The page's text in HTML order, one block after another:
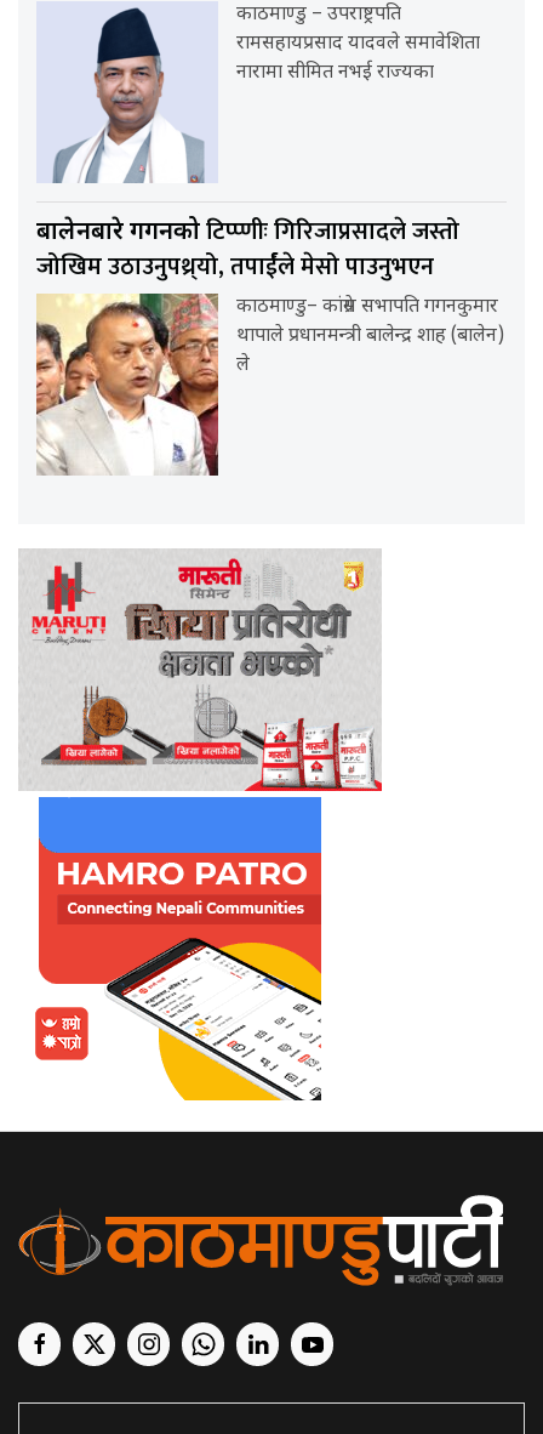
काठमाण्डु – उपराष्ट्रपति
रामसहायप्रसाद यादवले समावेशिता
नारामा सीमित नभई राज्यका
बालेनबारे गगनकोटिप्प्णीः गिरिजाप्रसादले जस्तो
जोखिम उठाउनुपथ्र्यो, तपार्ईंले मेसो पाउनुभएन
काठमाण्डु– कांग्रेस सभापति गगनकुमार
थापाले प्रधानमन्त्री बालेन्द्र शाह (बालेन)
ले